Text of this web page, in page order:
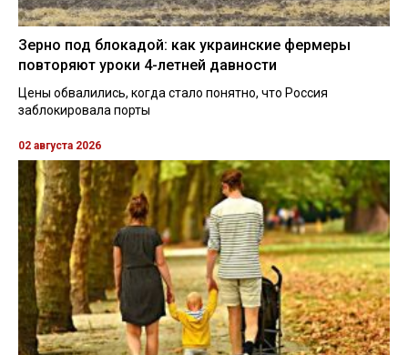
Зерно под блокадой: как украинские фермеры
повторяют уроки 4-летней давности
Цены обвалились, когда стало понятно, что Россия
заблокировала порты
02 августа 2026